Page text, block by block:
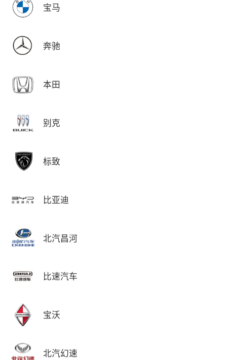
宝马
奔驰
本田
别克
标致
比亚迪
北汽昌河
比速汽车
宝沃
北汽幻速